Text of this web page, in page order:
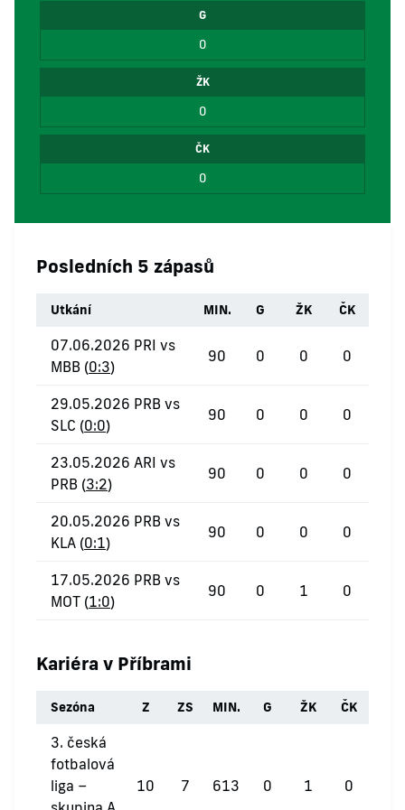
G
0
ŽK
0
ČK
0
Posledních 5 zápasů
Utkání MIN. G ŽK ČK
07.06.2026 PRI vs
MBB (0:3)
90 0 0 0
29.05.2026 PRB vs
SLC (0:0)
90 0 0 0
23.05.2026 ARI vs
PRB (3:2)
90 0 0 0
20.05.2026 PRB vs
KLA (0:1)
90 0 0 0
17.05.2026 PRB vs
MOT (1:0)
90 0 1 0
Kariéra v Příbrami
Sezóna Z ZS MIN. G ŽK ČK
3. česká
fotbalová
liga –
10 7 613 0 1 0